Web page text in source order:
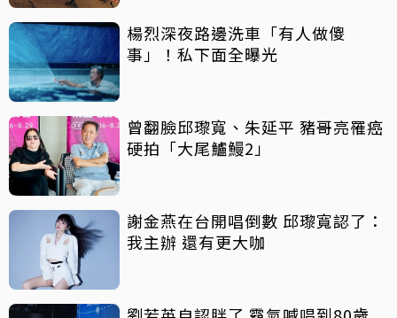
楊烈深夜路邊洗車「有人做傻
事」！私下面全曝光
曾翻臉邱瓈寬、朱延平 豬哥亮罹癌
硬拍「大尾鱸鰻2」
謝金燕在台開唱倒數 邱瓈寬認了：
我主辦 還有更大咖